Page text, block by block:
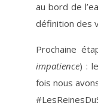
au bord de
définition des
Prochaine
impatience) : le
fois nous